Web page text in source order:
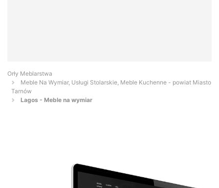
Orły Meblarstwa
Meble Na Wymiar, Usługi Stolarskie, Meble Kuchenne - powiat Miasto
Tarnów
Lagos - Meble na wymiar